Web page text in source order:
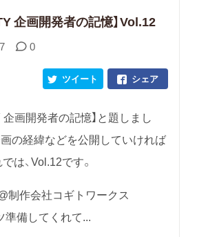
企画開発者の記憶】Vol.12
0
シェア
ツイート
企画開発者の記憶】と題しまし
の経緯などを公開していければ
は、Vol.12です。
制作会社コギトワークス
備してくれて...